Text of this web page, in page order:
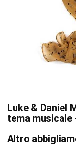
Luke & Daniel
tema
Altro